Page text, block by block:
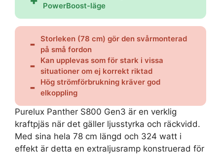
PowerBoost-läge
Storleken (78 cm) gör den svårmonterad
på små fordon
Kan upplevas som för stark i vissa
situationer om ej korrekt riktad
Hög strömförbrukning kräver god
elkoppling
Purelux Panther S800 Gen3 är en verklig
kraftpjäs när det gäller ljusstyrka och räckvidd.
Med sina hela 78 cm längd och 324 watt i
effekt är detta en extraljusramp konstruerad för